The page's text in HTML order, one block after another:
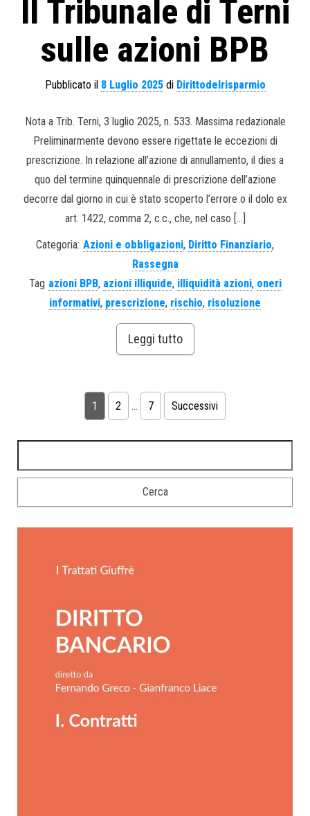
Il Tribunale di Terni
sulle azioni BPB
Pubblicato il 8 Luglio 2025di Dirittodelrisparmio
Nota a Trib. Terni, 3 luglio 2025, n. 533. Massima redazionale
Preliminarmente devono essere rigettate le eccezioni di
prescrizione. In relazione all’azione di annullamento, il dies a
quo del termine quinquennale di prescrizione dell’azione
decorre dal giorno in cui è stato scoperto l’errore o il dolo ex
art. 1422, comma 2, c.c., che, nel caso […]
Categoria: Azioni e obbligazioni, Diritto Finanziario,
Rassegna
Tag azioni BPB, azioni illiquide, illiquidità azioni, oneri
informativi, prescrizione, rischio, risoluzione
Leggi tutto
1 2 … 7 Successivi